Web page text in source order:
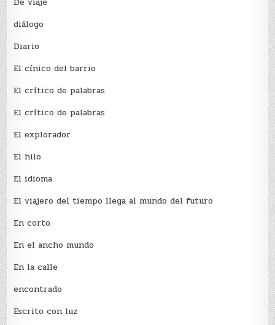
diálogo
Diario
El cínico del barrio
El crí­tico de palabras
El crí­tico de palabras
El explorador
El hilo
El idioma
El viajero del tiempo llega al mundo del futuro
En corto
En el ancho mundo
En la calle
encontrado
Escrito con luz